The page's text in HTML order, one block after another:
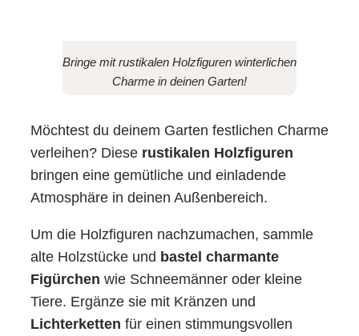
Bringe mit rustikalen Holzfiguren winterlichen
Charme in deinen Garten!
Möchtest du deinem Garten festlichen Charme
verleihen? Diese rustikalen Holzfiguren
bringen eine gemütliche und einladende
Atmosphäre in deinen Außenbereich.
Um die Holzfiguren nachzumachen, sammle
alte Holzstücke und bastel charmante
Figürchen wie Schneemänner oder kleine
Tiere. Ergänze sie mit Kränzen und
Lichterketten für einen stimmungsvollen